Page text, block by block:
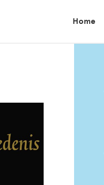
Home